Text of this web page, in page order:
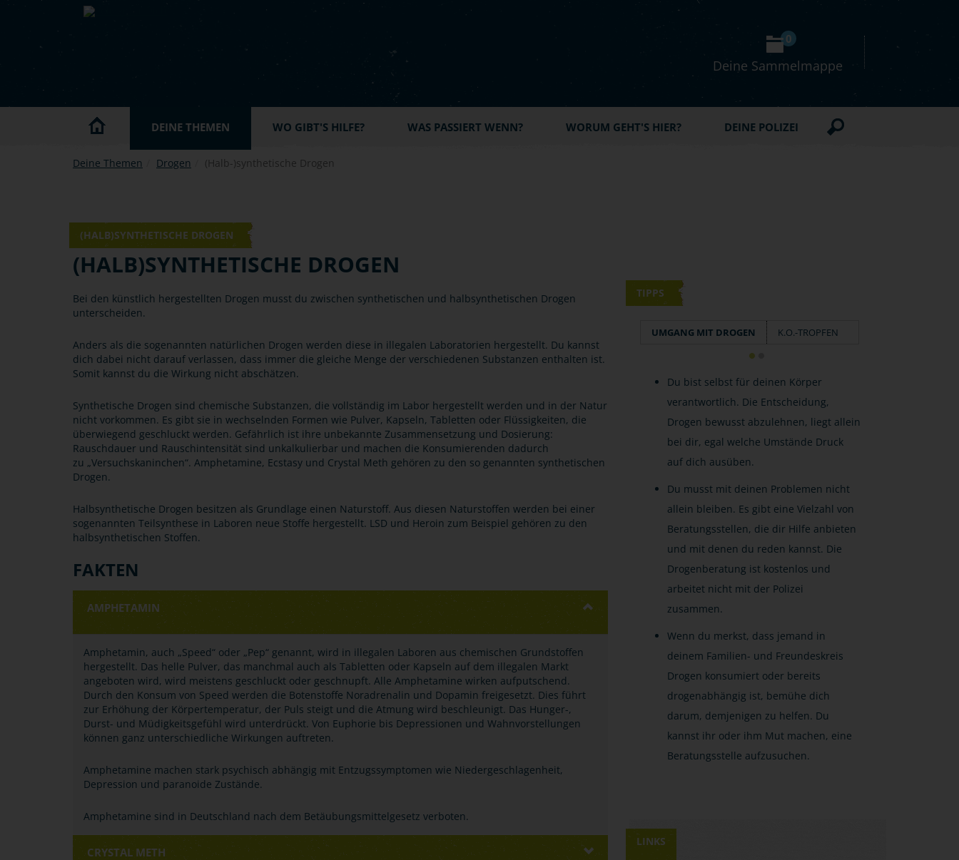
Skip to main content
Deine Sammelmappe
0
DEINE THEMEN WO GIBT'S HILFE? WAS PASSIERT WENN? WORUM GEHT'S HIER? DEINE POLIZEI
Deine Themen Drogen (Halb-)synthetische Drogen
(HALB)SYNTHETISCHE DROGEN
© Canva
(HALB)SYNTHETISCHE DROGEN
Bei den künstlich hergestellten Drogen musst du zwischen synthetischen und halbsynthetischen Drogen
unterscheiden.
Anders als die sogenannten natürlichen Drogen werden diese in illegalen Laboratorien hergestellt. Du kannst
dich dabei nicht darauf verlassen, dass immer die gleiche Menge der verschiedenen Substanzen enthalten ist.
Somit kannst du die Wirkung nicht abschätzen.
Synthetische Drogen sind chemische Substanzen, die vollständig im Labor hergestellt werden und in der Natur
nicht vorkommen. Es gibt sie in wechselnden Formen wie Pulver, Kapseln, Tabletten oder Flüssigkeiten, die
überwiegend geschluckt werden. Gefährlich ist ihre unbekannte Zusammensetzung und Dosierung:
Rauschdauer und Rauschintensität sind unkalkulierbar und machen die Konsumierenden dadurch
zu „Versuchskaninchen“. Amphetamine, Ecstasy und Crystal Meth gehören zu den so genannten synthetischen
Drogen.
Halbsynthetische Drogen besitzen als Grundlage einen Naturstoff. Aus diesen Naturstoffen werden bei einer
sogenannten Teilsynthese in Laboren neue Stoffe hergestellt. LSD und Heroin zum Beispiel gehören zu den
halbsynthetischen Stoffen.
FAKTEN
AMPHETAMIN
Amphetamin, auch „Speed“ oder „Pep“ genannt, wird in illegalen Laboren aus chemischen Grundstoffen
hergestellt. Das helle Pulver, das manchmal auch als Tabletten oder Kapseln auf dem illegalen Markt
angeboten wird, wird meistens geschluckt oder geschnupft. Alle Amphetamine wirken aufputschend.
Durch den Konsum von Speed werden die Botenstoffe Noradrenalin und Dopamin freigesetzt. Dies führt
zur Erhöhung der Körpertemperatur, der Puls steigt und die Atmung wird beschleunigt. Das Hunger-,
Durst- und Müdigkeitsgefühl wird unterdrückt. Von Euphorie bis Depressionen und Wahnvorstellungen
können ganz unterschiedliche Wirkungen auftreten.
Amphetamine machen stark psychisch abhängig mit Entzugssymptomen wie Niedergeschlagenheit,
Depression und paranoide Zustände.
Amphetamine sind in Deutschland nach dem Betäubungsmittelgesetz verboten.
CRYSTAL METH
TIPPS
UMGANG MIT DROGEN K.O.-TROPFEN
Du bist selbst für deinen Körper
verantwortlich. Die Entscheidung,
Drogen bewusst abzulehnen, liegt allein
bei dir, egal welche Umstände Druck
auf dich ausüben.
Du musst mit deinen Problemen nicht
allein bleiben. Es gibt eine Vielzahl von
Beratungsstellen, die dir Hilfe anbieten
und mit denen du reden kannst. Die
Drogenberatung ist kostenlos und
arbeitet nicht mit der Polizei
zusammen.
Wenn du merkst, dass jemand in
deinem Familien- und Freundeskreis
Drogen konsumiert oder bereits
drogenabhängig ist, bemühe dich
darum, demjenigen zu helfen. Du
kannst ihr oder ihm Mut machen, eine
Beratungsstelle aufzusuchen.
LINKS